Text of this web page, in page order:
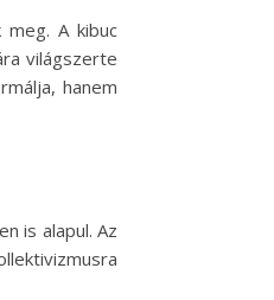
A kibuc
világszerte
hanem
is alapul. Az